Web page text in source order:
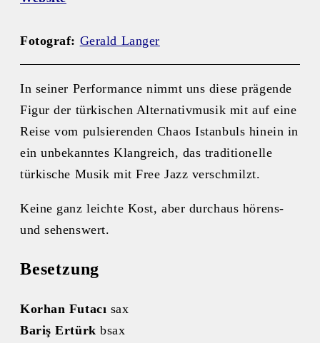
Fotograf: Gerald Langer
In seiner Performance nimmt uns diese prägende
Figur der türkischen Alternativmusik mit auf eine
Reise vom pulsierenden Chaos Istanbuls hinein in
ein unbekanntes Klangreich, das traditionelle
türkische Musik mit Free Jazz verschmilzt.
Keine ganz leichte Kost, aber durchaus hörens-
und sehenswert.
Besetzung
Korhan Futacı sax
Bariş Ertürk bsax